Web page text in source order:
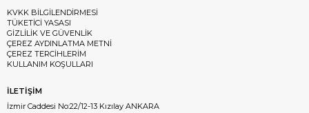
KVKK BİLGİLENDİRMESİ
TÜKETİCİ YASASI
GİZLİLİK VE GÜVENLİK
ÇEREZ AYDINLATMA METNİ
ÇEREZ TERCİHLERİM
KULLANIM KOŞULLARI
İLETİŞİM
İzmir Caddesi No:22/12-13 Kızılay ANKARA